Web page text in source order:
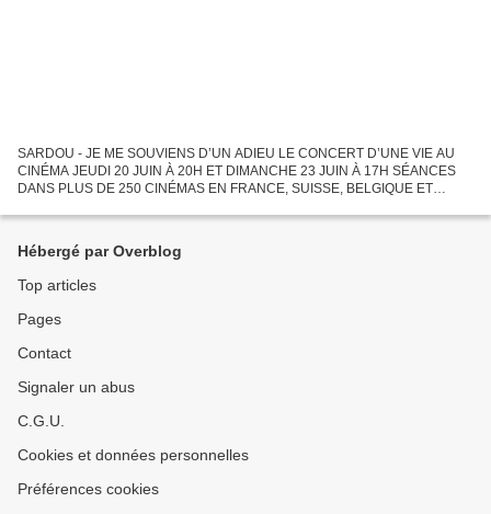
SARDOU - JE ME SOUVIENS D’UN ADIEU LE CONCERT D’UNE VIE AU
CINÉMA JEUDI 20 JUIN À 20H ET DIMANCHE 23 JUIN À 17H SÉANCES
DANS PLUS DE 250 CINÉMAS EN FRANCE, SUISSE, BELGIQUE ET
ET DE TRÈS NOMBREUX...
Hébergé par Overblog
Top articles
Pages
Contact
Signaler un abus
C.G.U.
Cookies et données personnelles
Préférences cookies